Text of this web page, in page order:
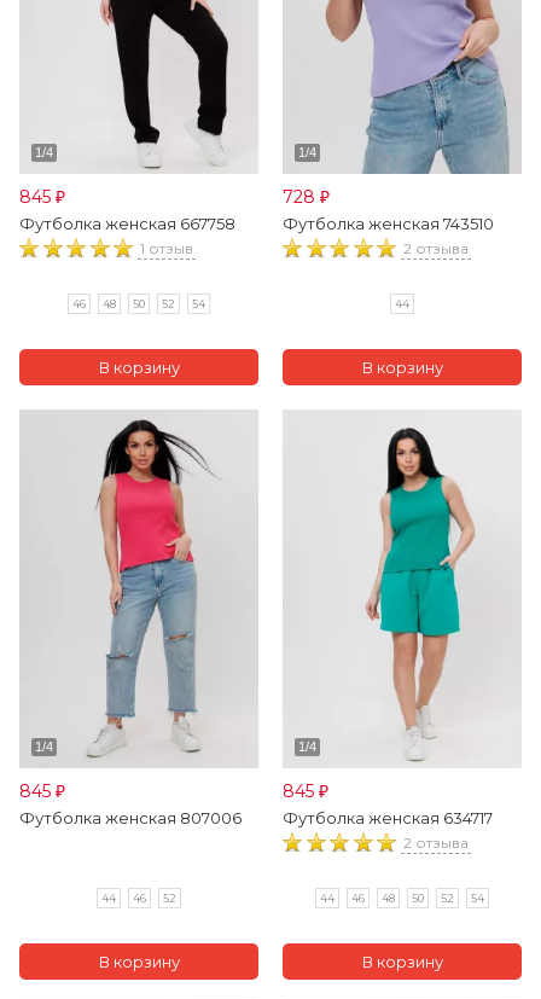
845 ₽
Футболка женская 667758
1 отзыв
46 48 50 52 54
728 ₽
Футболка женская 743510
2 отзыва
44
845 ₽
Футболка женская 807006
44 46 52
845 ₽
Футболка женская 634717
2 отзыва
44 46 48 50 52 54